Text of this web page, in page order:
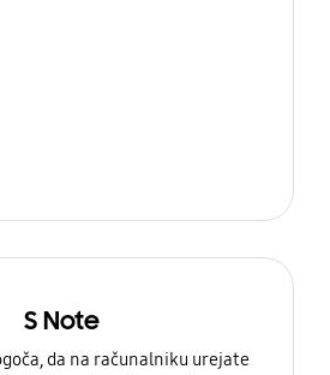
S Note
da na računalniku urejate